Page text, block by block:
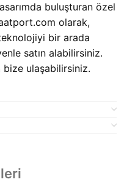
buluşturan özel
olarak,
bir arada
satın alabilirsiniz.
ulaşabilirsiniz.